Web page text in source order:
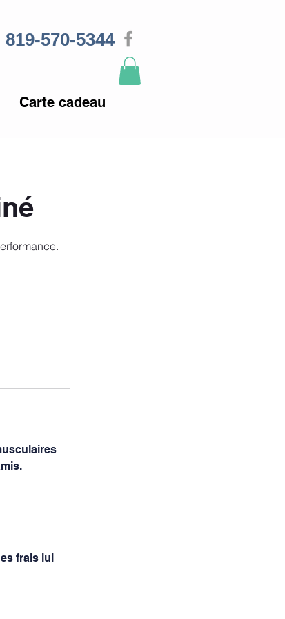
819-570-5344
Carte cadeau
frais lui